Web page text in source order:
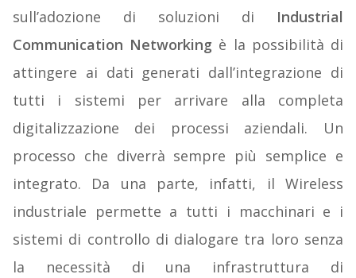
sull’adozione di soluzioni di Industrial
Communication Networking è la possibilità di
attingere ai dati generati dall’integrazione di
tutti i sistemi per arrivare alla completa
digitalizzazione dei processi aziendali. Un
processo che diverrà sempre più semplice e
integrato. Da una parte, infatti, il Wireless
industriale permette a tutti i macchinari e i
sistemi di controllo di dialogare tra loro senza
la necessità di una infrastruttura di